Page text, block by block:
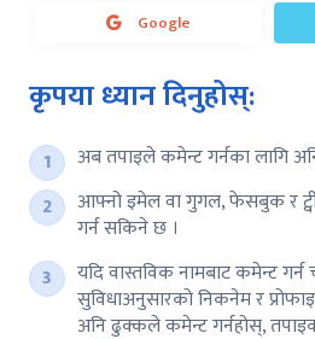
Google
कृपया ध्यान दिनुहोस्:
अब तपाइले कमेन्ट गर्नका लागि
आफ्नो इमेल वा गुगल, फेसबुक र
गर्न सकिने छ ।
यदि वास्तविक नामबाट कमेन्ट गर्न
सुविधाअनुसारको निकनेम र
अनि ढुक्कले कमेन्ट गर्नहोस्,